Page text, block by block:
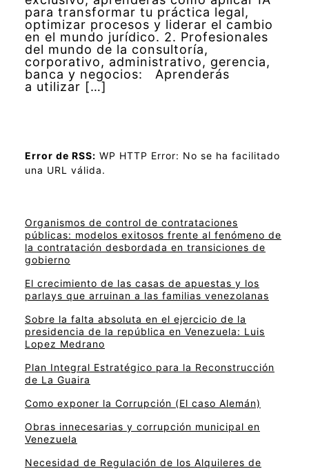
para transformar tu práctica legal,
optimizar procesos y liderar el cambio
en el mundo jurídico. 2. Profesionales
del mundo de la consultoría,
corporativo, administrativo, gerencia,
banca y negocios: Aprenderás
a utilizar […]
Error de RSS: WP HTTP Error: No se ha facilitado
una URL válida.
Organismos de control de contrataciones
públicas: modelos exitosos frente al fenómeno de
la contratación desbordada en transiciones de
gobierno
El crecimiento de las casas de apuestas y los
parlays que arruinan a las familias venezolanas
Sobre la falta absoluta en el ejercicio de la
presidencia de la república en Venezuela: Luis
Lopez Medrano
Plan Integral Estratégico para la Reconstrucción
de La Guaira
Como exponer la Corrupción (El caso Alemán)
Obras innecesarias y corrupción municipal en
Venezuela
Necesidad de Regulación de los Alquileres de